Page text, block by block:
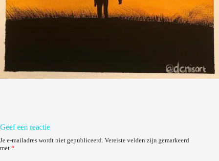
Geef een reactie
Je e-mailadres wordt niet gepubliceerd. Vereiste velden zijn gemarkeerd
met *